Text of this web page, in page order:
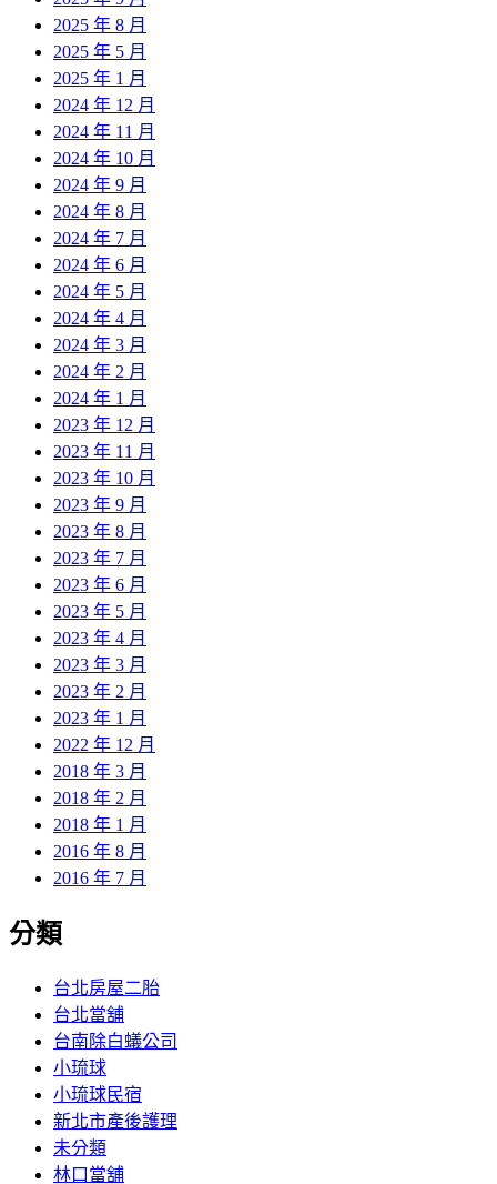
2025 年 8 月
2025 年 5 月
2025 年 1 月
2024 年 12 月
2024 年 11 月
2024 年 10 月
2024 年 9 月
2024 年 8 月
2024 年 7 月
2024 年 6 月
2024 年 5 月
2024 年 4 月
2024 年 3 月
2024 年 2 月
2024 年 1 月
2023 年 12 月
2023 年 11 月
2023 年 10 月
2023 年 9 月
2023 年 8 月
2023 年 7 月
2023 年 6 月
2023 年 5 月
2023 年 4 月
2023 年 3 月
2023 年 2 月
2023 年 1 月
2022 年 12 月
2018 年 3 月
2018 年 2 月
2018 年 1 月
2016 年 8 月
2016 年 7 月
分類
台北房屋二胎
台北當舖
台南除白蟻公司
小琉球
小琉球民宿
新北市產後護理
未分類
林口當舖